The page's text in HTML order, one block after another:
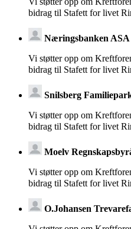
bidrag til Stafett for livet
Næringsbanken ASA
Vi støtter opp om
bidrag til Stafett for livet
Snilsberg
Vi støtter opp om
bidrag til Stafett for livet
Moelv
Vi støtter opp om
bidrag til Stafett for livet
O.Johansen